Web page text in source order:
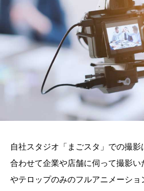
自社スタジオ「まごスタ」での撮影
合わせて企業や店舗に伺って撮影い
やテロップのみのフルアニメーショ